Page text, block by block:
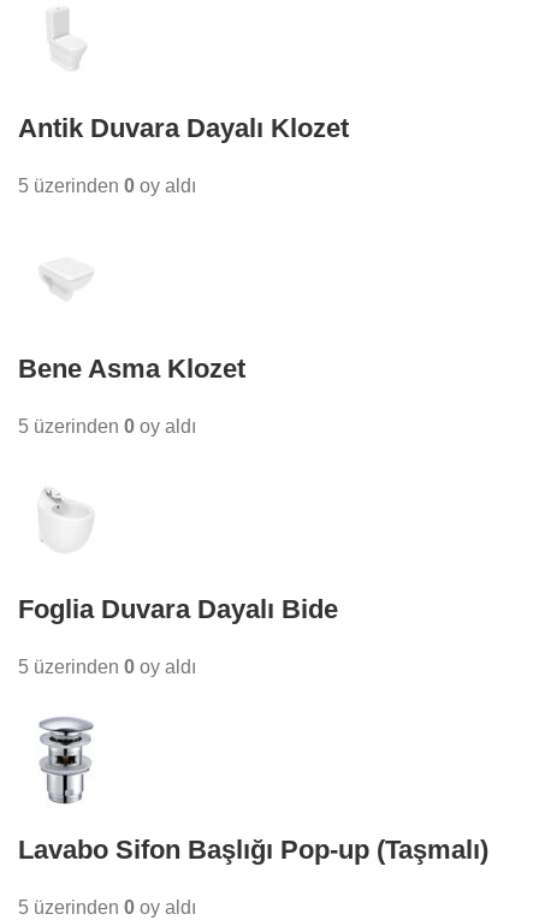
Antik Duvara Dayalı Klozet
5 üzerinden 0 oy aldı
Bene Asma Klozet
5 üzerinden 0 oy aldı
Foglia Duvara Dayalı Bide
5 üzerinden 0 oy aldı
Lavabo Sifon Başlığı Pop-up (Taşmalı)
5 üzerinden 0 oy aldı